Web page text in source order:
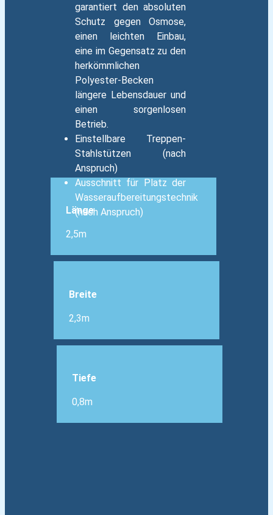
garantiert den absoluten
Schutz gegen Osmose,
einen leichten Einbau,
eine im Gegensatz zu den
herkömmlichen
Polyester-Becken
längere Lebensdauer und
einen sorgenlosen
Betrieb.
Einstellbare Treppen-
Stahlstützen (nach
Anspruch)
Ausschnitt für Platz der
Wasseraufbereitungstechnik
(nach Anspruch)
Länge
2,5m
Breite
2,3m
Tiefe
0,8m